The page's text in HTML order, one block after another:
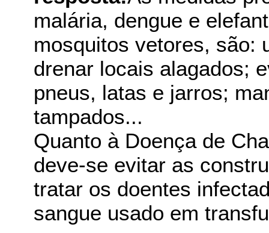
malária, dengue e
mosquitos vetores, são:
drenar locais alagados;
pneus, latas e jarros;
tampados...
Quanto à Doença de
deve-se evitar as
tratar os doentes
sangue usado em